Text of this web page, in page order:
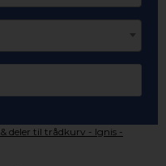
deler til trådkurv - Ignis -